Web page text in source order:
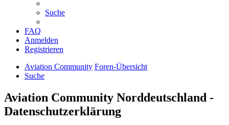
Suche
FAQ
Anmelden
Registrieren
Aviation Community Foren-Übersicht
Suche
Aviation Community Norddeutschland -
Datenschutzerklärung